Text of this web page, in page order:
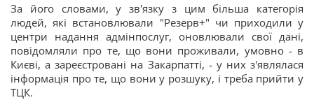
За його словами, у зв'язку з цим більша категорія
людей, які встановлювали "Резерв+" чи приходили у
центри надання адмінпослуг, оновлювали свої дані,
повідомляли про те, що вони проживали, умовно - в
Києві, а зареєстровані на Закарпатті, - у них з'являлася
інформація про те, що вони у розшуку, і треба прийти у
ТЦК.